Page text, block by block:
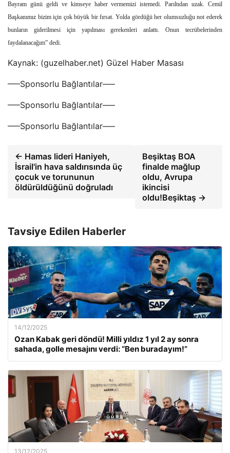
Bayram günü geldi ve kimseye haber vermemizi istemedi. Parıltıdan uzak. Cemil
Başkanımız bizim için çok büyük bir fırsat. Yolda gördüğü her olumsuzluğu not ederek
bunların giderilmesi için yapılması gerekenleri anlattı. Onun tecrübelerinden
faydalanacağım” dedi.
Kaynak: (guzelhaber.net) Güzel Haber Masası
—–Sponsorlu Bağlantılar—–
—–Sponsorlu Bağlantılar—–
—–Sponsorlu Bağlantılar—–
← Hamas lideri Haniyeh,
İsrail'in hava saldırısında üç
çocuk ve torununun
öldürüldüğünü doğruladı
Beşiktaş BOA
finalde mağlup
oldu, Avrupa
ikincisi
oldu!Beşiktaş →
Tavsiye Edilen Haberler
14/12/2025
Ozan Kabak geri döndü! Milli yıldız 1 yıl 2 ay sonra
sahada, golle mesajını verdi: “Ben buradayım!”
13/12/2025